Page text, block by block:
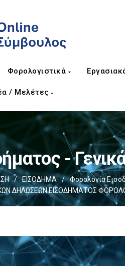
Φορολογιστικά
/ Μελέτες
-
/ ΕΙΣΟΔΗΜΑ / Φορολογία
ΔΗΛΩΣΕΩΝ ΕΙΣΟΔΗΜΑΤΟΣ